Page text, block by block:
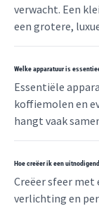
verwacht. Een
een grotere,
Welke apparatuur is
Essentiële
koffiemolen en
hangt vaak
Hoe creëer ik een
Creëer sfeer met
verlichting en